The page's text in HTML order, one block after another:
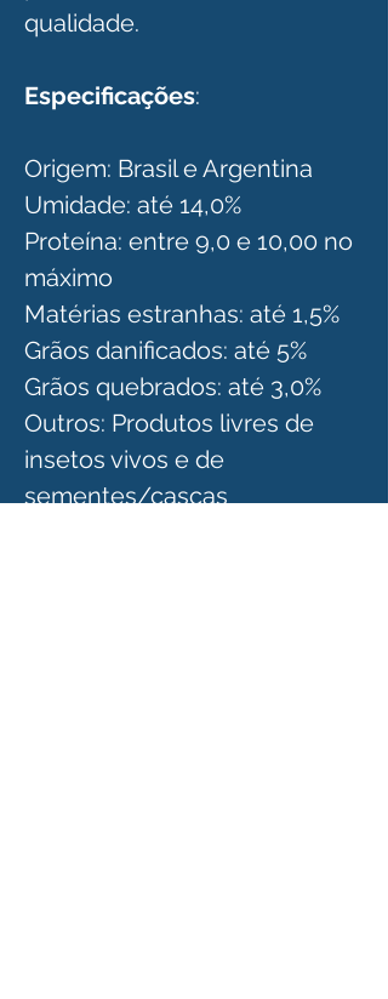
qualidade.
Especificações:
Origem: Brasil e Argentina
Umidade: até 14,0%
Proteína: entre 9,0 e 10,00 no
máximo
Matérias estranhas: até 1,5%
Grãos danificados: até 5%
Grãos quebrados: até 3,0%
Outros: Produtos livres de
insetos vivos e de
sementes/cascas